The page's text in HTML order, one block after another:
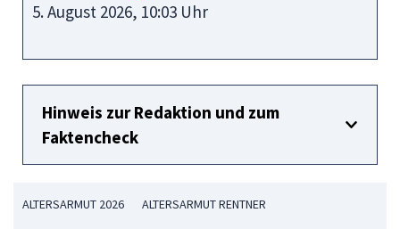
5. August 2026, 10:03 Uhr
Hinweis zur Redaktion und zum
Faktencheck
ALTERSARMUT 2026 ALTERSARMUT RENTNER